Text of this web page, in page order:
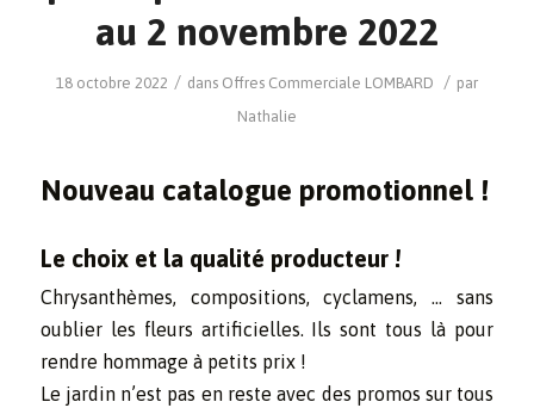
au 2 novembre 2022
18 octobre 2022 / dans Offres Commerciale LOMBARD / par
Nathalie
Nouveau catalogue promotionnel !
Le choix et la qualité producteur !
Chrysanthèmes, compositions, cyclamens, … sans
oublier les fleurs artificielles. Ils sont tous là pour
rendre hommage à petits prix !
Le jardin n’est pas en reste avec des promos sur tous